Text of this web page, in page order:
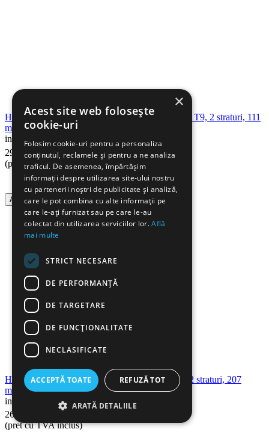
Hartie igienica TORK SmartOne Mini Advanced T9, 2 straturi, 111
m/rola, 12 role/set
in stoc
299
90 Lei
(pret cu TVA inclus)
Adauga in cos
Hartie igienica TORK SmartOne Advanced T8, 2 straturi, 207
m/rola, 6 role/set
in stoc
269
(pret cu TVA inclus)
×
Acest site web folosește
cookie-uri
Folosim cookie-uri pentru a personaliza
conținutul, reclamele și pentru a ne analiza
traficul. De asemenea, împărtășim
informații despre utilizarea site-ului nostru
cu partenerii noștri de publicitate și analiză,
care le pot combina cu alte informații pe
care le-ați furnizat sau pe care le-au
colectat din utilizarea serviciilor lor.Află
mai multe
STRICT NECESARE
DE PERFORMANȚĂ
DE TARGETARE
DE FUNCŢIONALITATE
NECLASIFICATE
ACCEPTĂ TOATE REFUZĂ TOT
ARATĂ DETALIILE